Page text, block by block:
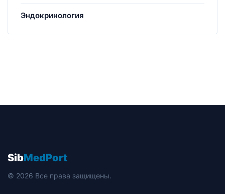
Эндокринология
SibMedPort
© 2026 Все права защищены.